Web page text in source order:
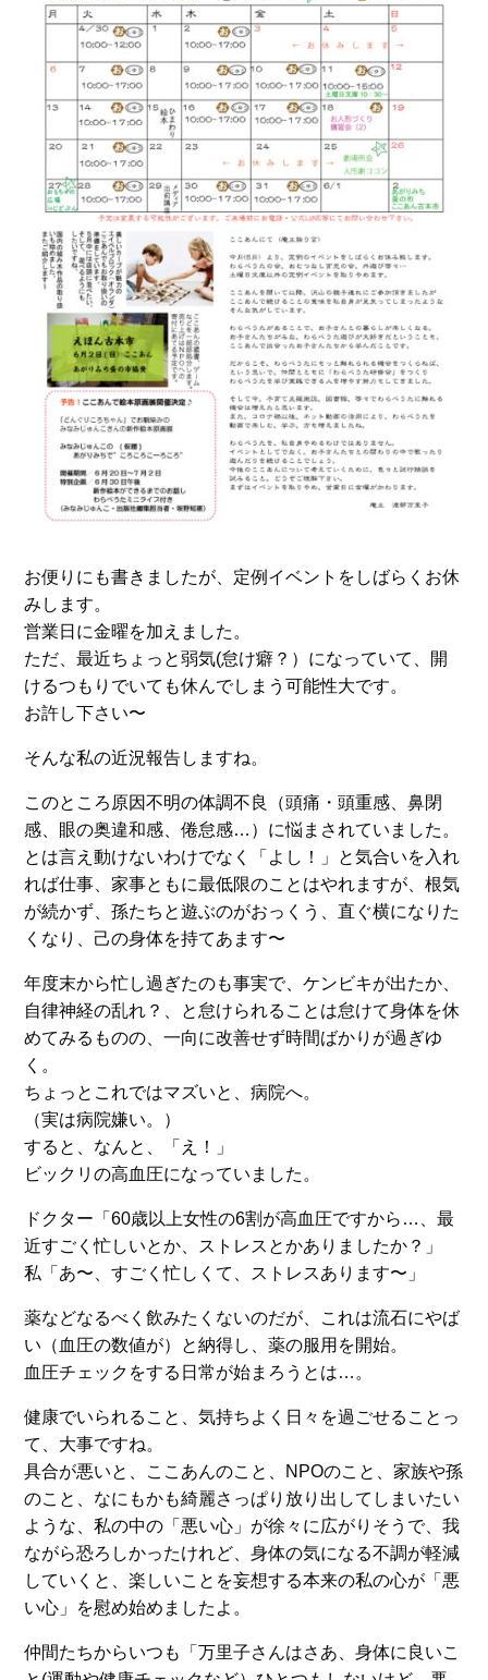
お便りにも書きましたが、定例イベントをしばらくお休
みします。
営業日に金曜を加えました。
ただ、最近ちょっと弱気(怠け癖？）になっていて、開
けるつもりでいても休んでしまう可能性大です。
お許し下さい〜
そんな私の近況報告しますね。
このところ原因不明の体調不良（頭痛・頭重感、鼻閉
感、眼の奥違和感、倦怠感…）に悩まされていました。
とは言え動けないわけでなく「よし！」と気合いを入れ
れば仕事、家事ともに最低限のことはやれますが、根気
が続かず、孫たちと遊ぶのがおっくう、直ぐ横になりた
くなり、己の身体を持てあます〜
年度末から忙し過ぎたのも事実で、ケンビキが出たか、
自律神経の乱れ？、と怠けられることは怠けて身体を休
めてみるものの、一向に改善せず時間ばかりが過ぎゆ
く。
ちょっとこれではマズいと、病院へ。
（実は病院嫌い。）
すると、なんと、「え！」
ビックリの高血圧になっていました。
ドクター「60歳以上女性の6割が高血圧ですから…、最
近すごく忙しいとか、ストレスとかありましたか？」
私「あ〜、すごく忙しくて、ストレスあります〜」
薬などなるべく飲みたくないのだが、これは流石にやば
い（血圧の数値が）と納得し、薬の服用を開始。
血圧チェックをする日常が始まろうとは…。
健康でいられること、気持ちよく日々を過ごせることっ
て、大事ですね。
具合が悪いと、ここあんのこと、NPOのこと、家族や孫
のこと、なにもかも綺麗さっぱり放り出してしまいたい
ような、私の中の「悪い心」が徐々に広がりそうで、我
ながら恐ろしかったけれど、身体の気になる不調が軽減
していくと、楽しいことを妄想する本来の私の心が「悪
い心」を慰め始めましたよ。
仲間たちからいつも「万里子さんはさあ、身体に良いこ